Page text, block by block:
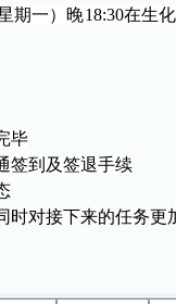
期一）晚18:30在生
毕
签到及签退手续
对接下来的任务更